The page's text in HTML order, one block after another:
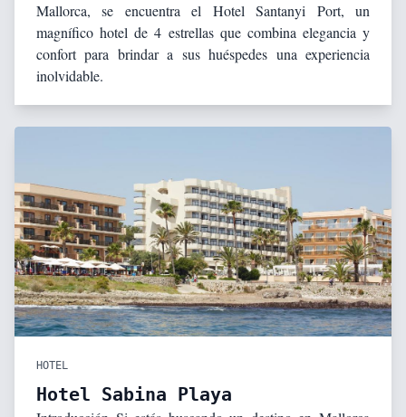
Mallorca, se encuentra el Hotel Santanyi Port, un
magnífico hotel de 4 estrellas que combina elegancia y
confort para brindar a sus huéspedes una experiencia
inolvidable.
HOTEL
Hotel Sabina Playa